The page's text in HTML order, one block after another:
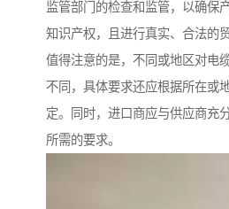
监管部门的检查和监管，以确保
知识产权，且进行真实、合法的贸
值得注意的是，不同或地区对电
不同，具体要求还应根据所在或
定。同时，进口商应与供应商充
所需的要求。